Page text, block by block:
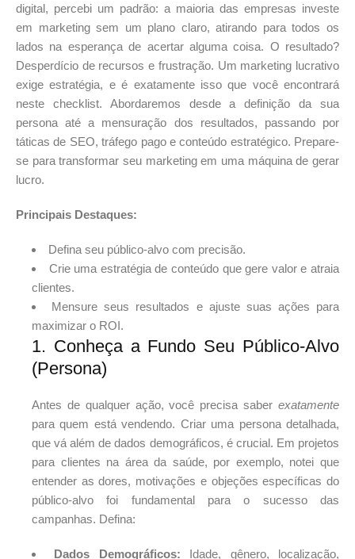
digital, percebi um padrão: a maioria das empresas investe
em marketing sem um plano claro, atirando para todos os
lados na esperança de acertar alguma coisa. O resultado?
Desperdício de recursos e frustração. Um marketing lucrativo
exige estratégia, e é exatamente isso que você encontrará
neste checklist. Abordaremos desde a definição da sua
persona até a mensuração dos resultados, passando por
táticas de SEO, tráfego pago e conteúdo estratégico. Prepare-
se para transformar seu marketing em uma máquina de gerar
lucro.
Principais Destaques:
Defina seu público-alvo com precisão.
Crie uma estratégia de conteúdo que gere valor e atraia
clientes.
Mensure seus resultados e ajuste suas ações para
maximizar o ROI.
1. Conheça a Fundo Seu Público-Alvo
(Persona)
Antes de qualquer ação, você precisa saber exatamente
para quem está vendendo. Criar uma persona detalhada,
que vá além de dados demográficos, é crucial. Em projetos
para clientes na área da saúde, por exemplo, notei que
entender as dores, motivações e objeções específicas do
público-alvo foi fundamental para o sucesso das
campanhas. Defina:
Dados Demográficos: Idade, gênero, localização,